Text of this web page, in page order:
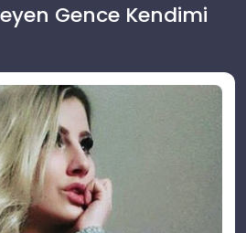
Gence Kendimi